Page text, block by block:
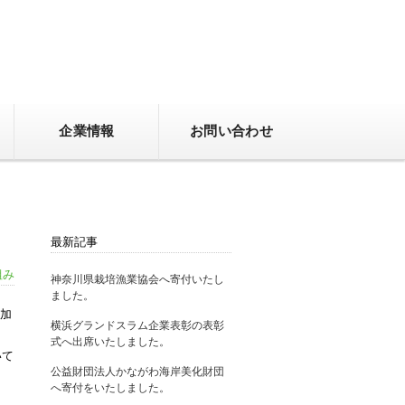
企業情報 お問い合わせ
最新記事
神奈川県栽培漁業協会へ寄付いたし
ました。
横浜グランドスラム企業表彰の表彰
式へ出席いたしました。
公益財団法人かながわ海岸美化財団
へ寄付をいたしました。
み